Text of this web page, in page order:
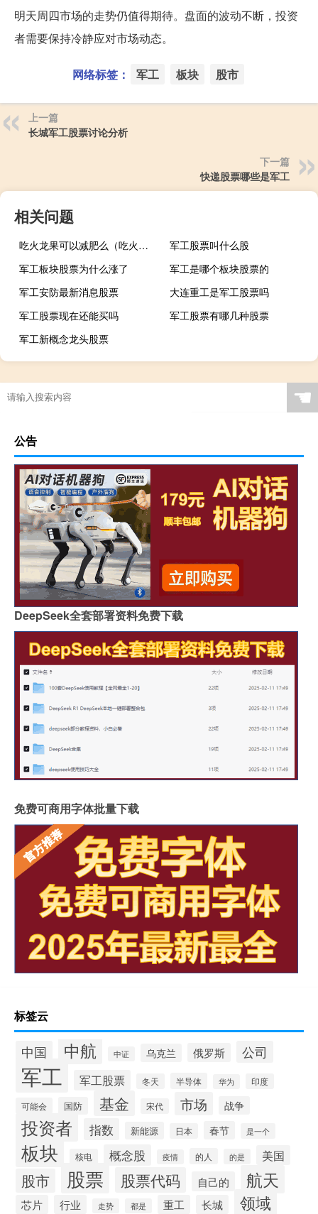
明天周四市场的走势仍值得期待。盘面的波动不断，投资
者需要保持冷静应对市场动态。
网络标签： 军工 板块 股市
上一篇
长城军工股票讨论分析
下一篇
快递股票哪些是军工
相关问题
吃火龙果可以减肥么（吃火龙果可以减肥吗）
军工股票叫什么股
军工板块股票为什么涨了
军工是哪个板块股票的
军工安防最新消息股票
大连重工是军工股票吗
军工股票现在还能买吗
军工股票有哪几种股票
军工新概念龙头股票
☚
公告
DeepSeek全套部署资料免费下载
免费可商用字体批量下载
标签云
中国 中航 中证 乌克兰 俄罗斯 公司
军工 军工股票 冬天 半导体 华为 印度
可能会 国防 基金 宋代 市场 战争
投资者 指数 新能源 日本 春节 是一个
板块 核电 概念股 疫情 的人 的是 美国
股市 股票 股票代码 自己的 航天
芯片 行业 走势 都是 重工 长城 领域